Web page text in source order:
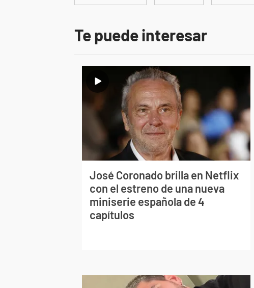
Te puede interesar
José Coronado brilla en Netflix
con el estreno de una nueva
miniserie española de 4
capítulos